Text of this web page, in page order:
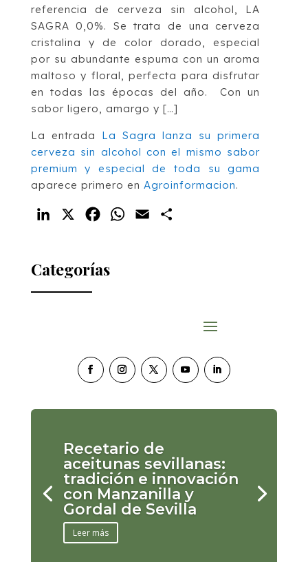
referencia de cerveza sin alcohol, LA
SAGRA 0,0%. Se trata de una cerveza
cristalina y de color dorado, especial
por su abundante espuma con un aroma
maltoso y floral, perfecta para disfrutar
en todas las épocas del año. Con un
sabor ligero, amargo y […]
La entrada La Sagra lanza su primera
cerveza sin alcohol con el mismo sabor
premium y especial de toda su gama
aparece primero en Agroinformacion.
LinkedIn FacebookWhatsApp
Email
Categorías
Recetario de
aceitunas sevillanas:
tradición e innovación
con Manzanilla y
Gordal de Sevilla
Leer más